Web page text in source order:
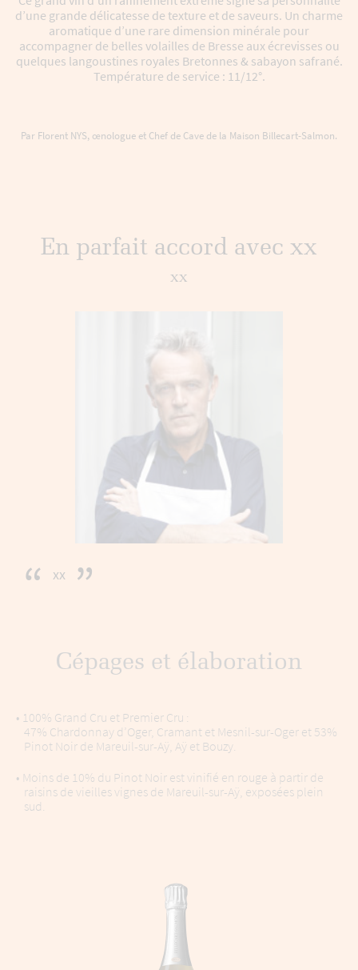
d’une grande délicatesse de texture et de saveurs. Un charme
aromatique d’une rare dimension minérale pour
accompagner de belles volailles de Bresse aux écrevisses ou
quelques langoustines royales Bretonnes & sabayon safrané.
Température de service : 11/12°.
Par Florent NYS, œnologue et Chef de Cave de la Maison Billecart-Salmon.
En parfait accord avec xx
xx
“ xx ”
Cépages et élaboration
• 100% Grand Cru et Premier Cru :
47% Chardonnay d’Oger, Cramant et Mesnil-sur-Oger et 53%
Pinot Noir de Mareuil-sur-Aÿ, Aÿ et Bouzy.
• Moins de 10% du Pinot Noir est vinifié en rouge à partir de
raisins de vieilles vignes de Mareuil-sur-Aÿ, exposées plein
sud.